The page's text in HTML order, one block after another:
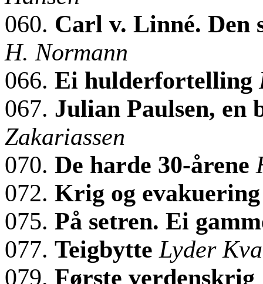
060. Carl v. Linné. Den
H. Normann
066. Ei hulderfortelling
067. Julian Paulsen, en
Zakariassen
070. De harde 30-årene
072. Krig og
075. På setren. Ei
077. Teigbytte Lyder
079. Første verdenskrig